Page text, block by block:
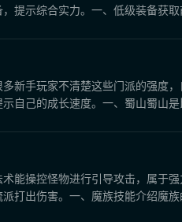
提示综合实力。一、低级装备获
新手玩家不清楚这些门派的强度
自己的成长速度。一、蜀山蜀山
能操控怪物进行引导攻击，属于
打出伤害。一、魔族技能介绍魔